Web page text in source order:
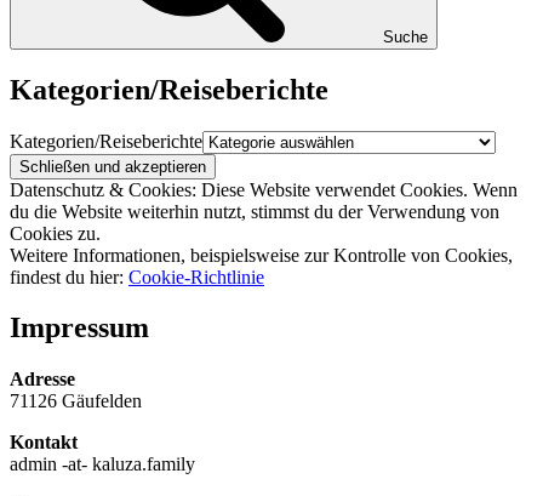
Suche
Kategorien/Reiseberichte
Kategorien/Reiseberichte
Datenschutz & Cookies: Diese Website verwendet Cookies. Wenn
du die Website weiterhin nutzt, stimmst du der Verwendung von
Cookies zu.
Weitere Informationen, beispielsweise zur Kontrolle von Cookies,
findest du hier: Cookie-Richtlinie
Impressum
Adresse
71126 Gäufelden
Kontakt
admin -at- kaluza.family